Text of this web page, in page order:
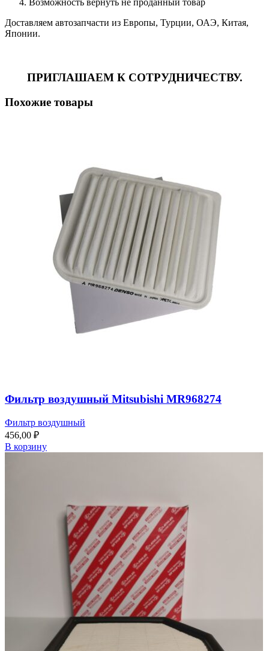
Возможность вернуть не проданный товар
Доставляем автозапчасти из Европы, Турции, ОАЭ, Китая,
Японии.
ПРИГЛАШАЕМ К СОТРУДНИЧЕСТВУ.
Похожие товары
Фильтр воздушный Mitsubishi MR968274
Фильтр воздушный
456,00 ₽
В корзину